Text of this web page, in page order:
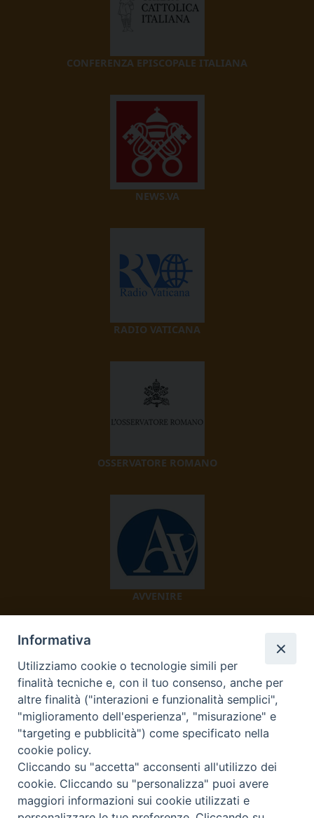
CONFERENZA EPISCOPALE ITALIANA
NEWS.VA
RADIO VATICANA
OSSERVATORE ROMANO
AVVENIRE
TV 2000
Diocesi di Ivrea
Informativa
Utilizziamo cookie o tecnologie simili per
finalità tecniche e, con il tuo consenso, anche per
altre finalità ("interazioni e funzionalità semplici",
"miglioramento dell'esperienza", "misurazione" e
"targeting e pubblicità") come specificato nella
cookie policy.
Cliccando su "accetta" acconsenti all'utilizzo dei
cookie. Cliccando su "personalizza" puoi avere
maggiori informazioni sui cookie utilizzati e